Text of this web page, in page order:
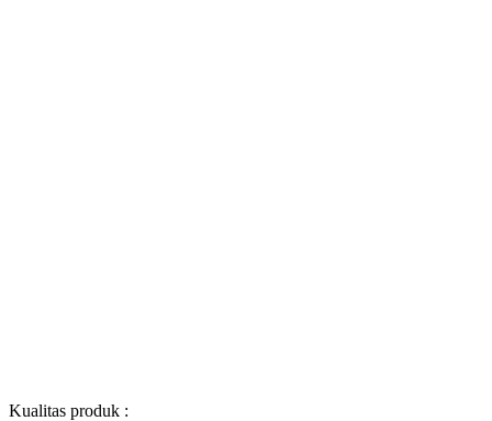
Kualitas produk :